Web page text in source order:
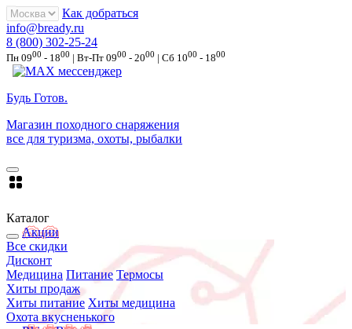
Как добраться
info@bready.ru
8 (800) 302-25-24
Пн 0900 - 1800 | Вт-Пт 0900 - 2000 | Сб 1000 - 1800
Будь Готов.
Магазин походного снаряжения
все для туризма, охоты, рыбалки
Каталог
Акции
Все скидки
Дисконт
Медицина Питание Термосы
Хиты продаж
Хиты питание Хиты медицина
Охота вкусненького